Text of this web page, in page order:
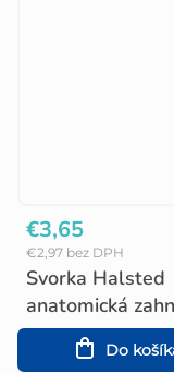
Svorka Halsted
anatomická
12,5 cm
€2,97 bez DPH
€3,65
Do